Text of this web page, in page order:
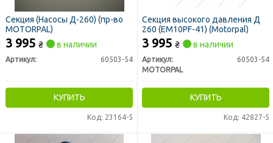
Секция (Насосы Д-260) (пр-во
MOTORPAL)
3 995 ₴ в наличии
Артикул: 60503-54
КУПИТЬ
Код: 23164-5
Секция высокого давления Д
260 (EM10PF-41) (Motorpal)
3 995 ₴ в наличии
Артикул:
60503-54
MOTORPAL
КУПИТЬ
Код: 42827-5